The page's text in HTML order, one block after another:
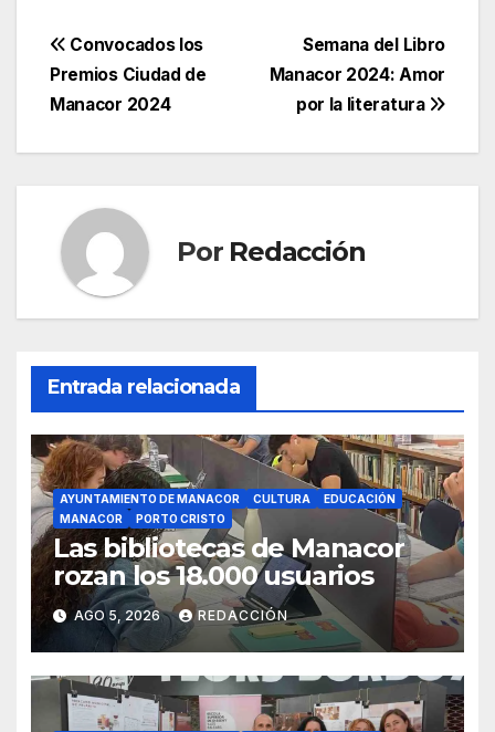
c
e
b
o
k
itt
er
ail
p
gr
m
m
p
ar
tir
Navegación
de
entradas
Semana del Libro
Manacor 2024: Amor
por la literatura
Convocados los
Premios Ciudad de
Manacor 2024
Por Redacción
Entrada relacionada
AYUNTAMIENTO DE MANACOR CULTURA
EDUCACIÓN
MANACOR
PORTO CRISTO
Las bibliotecas de Manacor
rozan los 18.000 usuarios
AGO 5, 2026 REDACCIÓN